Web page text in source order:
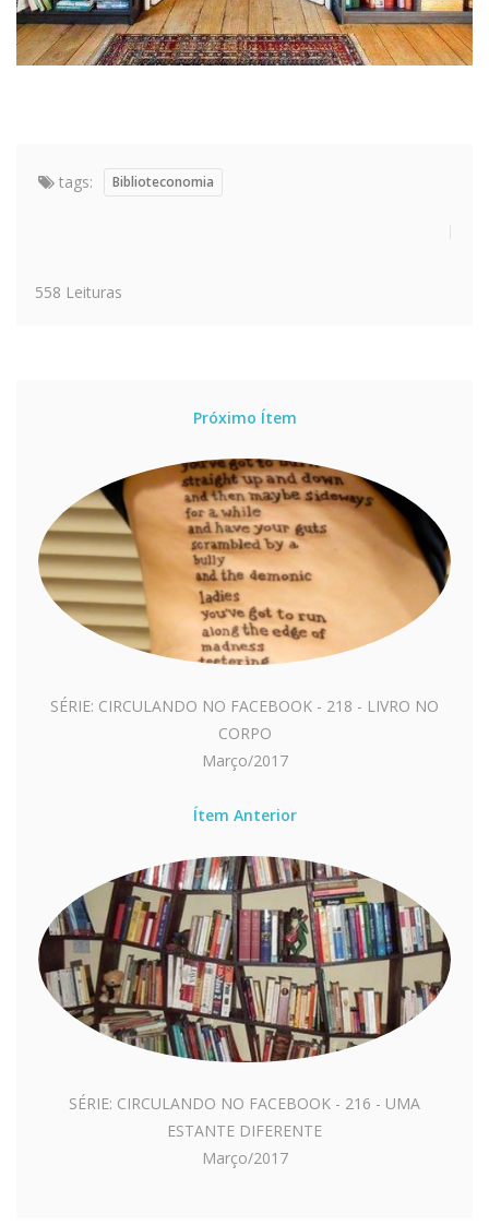
tags: Biblioteconomia
558 Leituras
Próximo Ítem
SÉRIE: CIRCULANDO NO FACEBOOK - 218 - LIVRO NO
CORPO
Março/2017
Ítem Anterior
SÉRIE: CIRCULANDO NO FACEBOOK - 216 - UMA
ESTANTE DIFERENTE
Março/2017